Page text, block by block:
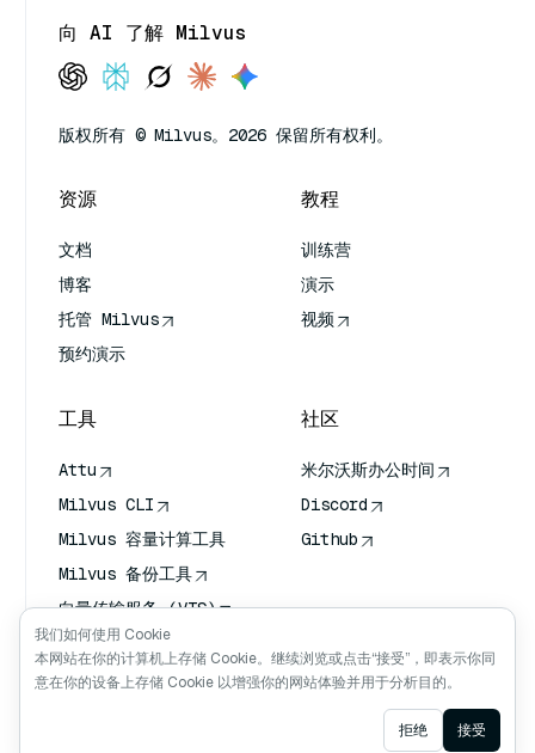
向 AI 了解 Milvus
版权所有 © Milvus。2026 保留所有权利。
资源
文档
博客
托管 Milvus
预约演示
教程
训练营
演示
视频
工具
Attu
Milvus CLI
Milvus 容量计算工具
Milvus 备份工具
向量传输服务 (VTS)
深度搜索器
Claude Context
社区
米尔沃斯办公时间
Discord
Github
Ask AI
我们如何使用 Cookie
本网站在你的计算机上存储 Cookie。继续浏览或点击“接受”，即表示你同
意在你的设备上存储 Cookie 以增强你的网站体验并用于分析目的。
拒绝 接受